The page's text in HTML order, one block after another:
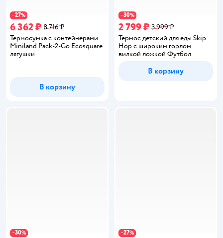
−27%
6 362 ₽ 8 716 ₽
Термосумка с контейнерами
Miniland Pack-2-Go Ecosquare
лягушки
В корзину
−30%
2 799 ₽ 3 999 ₽
Термос детский для еды Skip
Hop с широким горлом
вилкой ложкой Футбол
В корзину
−30% −27%